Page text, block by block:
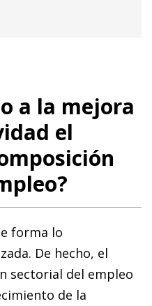
a la mejora
el
forma lo
De hecho, el
sectorial del empleo
de la